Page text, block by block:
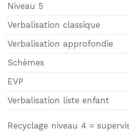
Niveau 5
Verbalisation classique
Verbalisation approfondie
Schèmes
EVP
Verbalisation liste enfant
Recyclage niveau 4 =